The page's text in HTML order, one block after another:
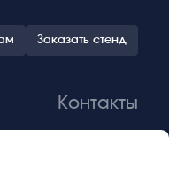
Заказать стенд
Контакты